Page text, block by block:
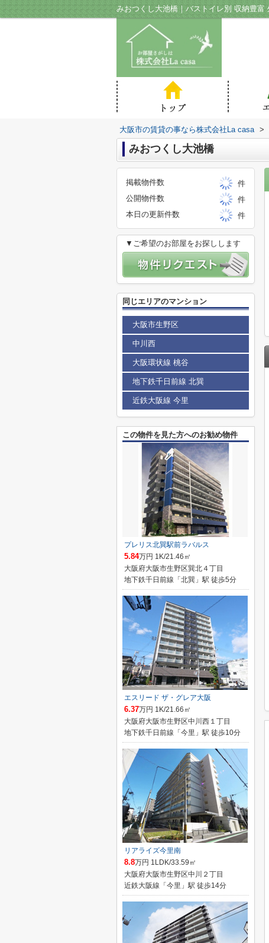
大阪市の賃貸の事なら株式会社La casa >
みおつくし大池橋
掲載物件数
件
公開物件数
件
本日の更新件数
件
▼ご希望のお部屋をお探しします
同じエリアのマンション
大阪市生野区
中川西
大阪環状線 桃谷
地下鉄千日前線 北巽
近鉄大阪線 今里
この物件を見た方へのお勧め物件
プレリス北巽駅前ラバルス
5.84万円 1K/21.46㎡
大阪府大阪市生野区巽北４丁目
地下鉄千日前線「北巽」駅 徒歩5分
エスリード ザ・グレア大阪
6.37万円 1K/21.66㎡
大阪府大阪市生野区中川西１丁目
地下鉄千日前線「今里」駅 徒歩10分
リアライズ今里南
8.8万円 1LDK/33.59㎡
大阪府大阪市生野区中川２丁目
近鉄大阪線「今里」駅 徒歩14分